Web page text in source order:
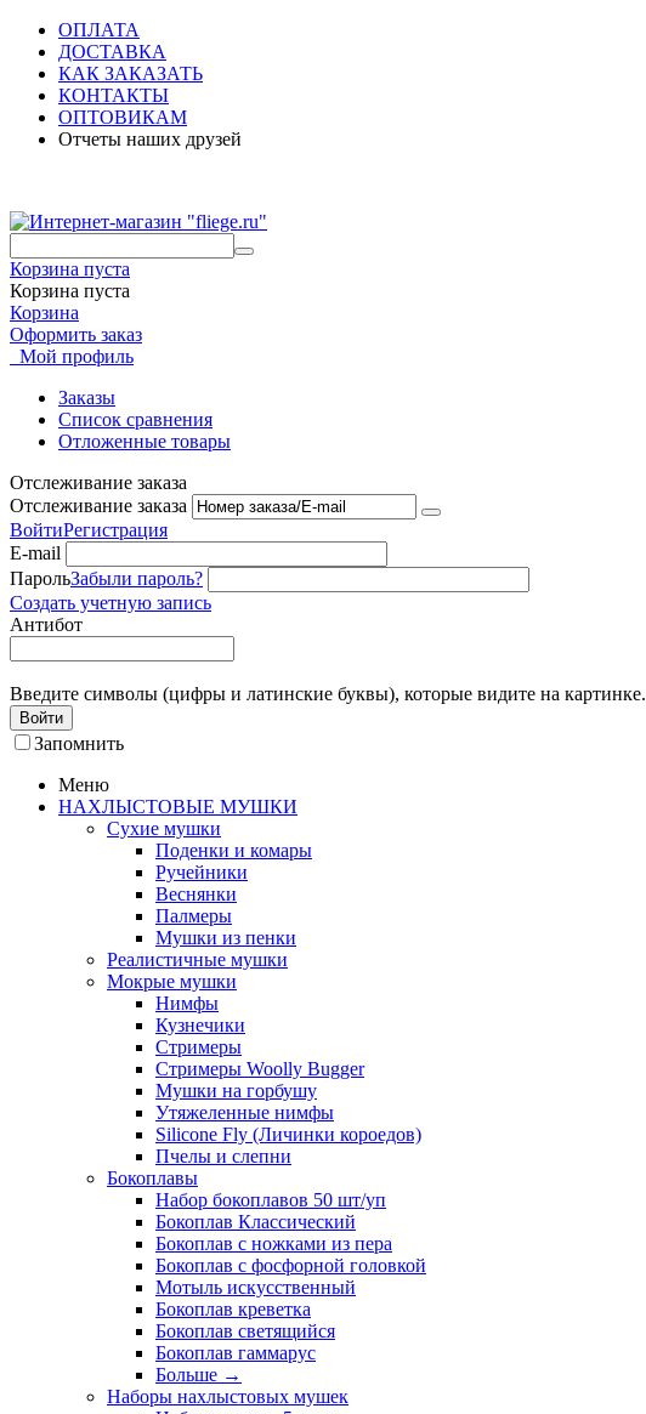
ОПЛАТА
ДОСТАВКА
КАК ЗАКАЗАТЬ
КОНТАКТЫ
ОПТОВИКАМ
Отчеты наших друзей
Корзина пуста
Корзина пуста
Корзина
Оформить заказ
Мой профиль
Заказы
Список сравнения
Отложенные товары
Отслеживание заказа
Отслеживание заказа
ВойтиРегистрация
E-mail
ПарольЗабыли пароль?
Создать учетную запись
Антибот
Введите символы (цифры и латинские буквы), которые видите на картинке.
Войти
Запомнить
Меню
НАХЛЫСТОВЫЕ МУШКИ
Сухие мушки
Поденки и комары
Ручейники
Веснянки
Палмеры
Мушки из пенки
Реалистичные мушки
Мокрые мушки
Нимфы
Кузнечики
Стримеры
Стримеры Woolly Bugger
Мушки на горбушу
Утяжеленные нимфы
Silicone Fly (Личинки короедов)
Пчелы и слепни
Бокоплавы
Набор бокоплавов 50 шт/уп
Бокоплав Классический
Бокоплав с ножками из пера
Бокоплав с фосфорной головкой
Мотыль искусственный
Бокоплав креветка
Бокоплав светящийся
Бокоплав гаммарус
Больше →
Наборы нахлыстовых мушек